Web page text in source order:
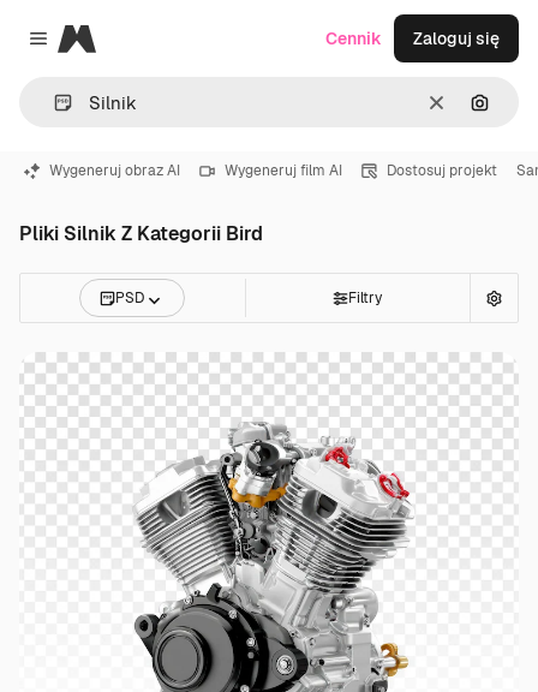
Close menu
Magnific
WyczyśćSzukaj
Cennik Zaloguj się
Wygeneruj obraz AI Wygeneruj film AI Dostosuj projekt
Pliki Silnik Z Kategorii Bird
PSD Filtry